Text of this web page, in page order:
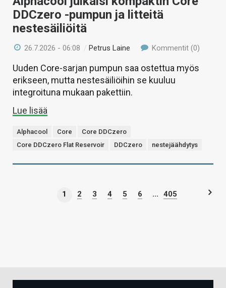
DDCzero -pumpun ja litteitä
nestesäiliöitä
26.7.2026 - 06:08 /Petrus Laine Kommentit (0)
Uuden Core-sarjan pumpun saa ostettua myös
erikseen, mutta nestesäiliöihin se kuuluu
integroituna mukaan pakettiin.
Lue lisää
Alphacool Core
Core DDCzero
Core DDCzero Flat Reservoir
DDCzero nestejäähdytys
1 2 3 4 5 6 ... 405